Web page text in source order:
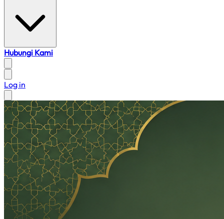
Hubungi Kami
Log in